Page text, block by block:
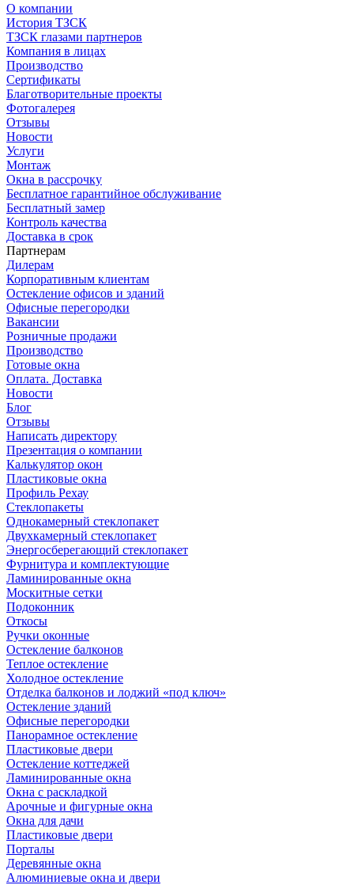
О компании
История ТЗСК
ТЗСК глазами партнеров
Компания в лицах
Производство
Сертификаты
Благотворительные проекты
Фотогалерея
Отзывы
Новости
Услуги
Монтаж
Окна в рассрочку
Бесплатное гарантийное обслуживание
Бесплатный замер
Контроль качества
Доставка в срок
Партнерам
Дилерам
Корпоративным клиентам
Остекление офисов и зданий
Офисные перегородки
Вакансии
Розничные продажи
Производство
Готовые окна
Оплата. Доставка
Новости
Блог
Отзывы
Написать директору
Презентация о компании
Калькулятор окон
Пластиковые окна
Профиль Рехау
Стеклопакеты
Однокамерный стеклопакет
Двухкамерный стеклопакет
Энергосберегающий стеклопакет
Фурнитура и комплектующие
Ламинированные окна
Москитные сетки
Подоконник
Откосы
Ручки оконные
Остекление балконов
Теплое остекление
Холодное остекление
Отделка балконов и лоджий «под ключ»
Остекление зданий
Офисные перегородки
Панорамное остекление
Пластиковые двери
Остекление коттеджей
Ламинированные окна
Окна с раскладкой
Арочные и фигурные окна
Окна для дачи
Пластиковые двери
Порталы
Деревянные окна
Алюминиевые окна и двери